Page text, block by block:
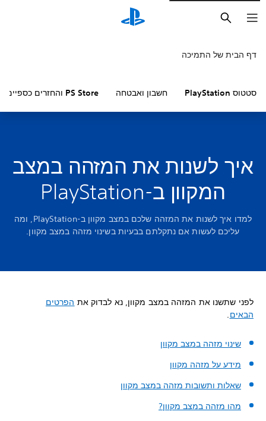
חיפוש
דף הבית של התמיכה
סטטוס PlayStation חשבון ואבטחה PS Store והחזרים כספיים
איך לשנות את המזהה במצב
המקוון ב-PlayStation
למדו איך לשנות את המזהה שלכם במצב מקוון ב-PlayStation, ומה
עליכם לעשות אם נתקלתם בבעיות בשינוי מזהה במצב מקוון.
לפני שתשנו את המזהה במצב מקוון, נא לבדוק אתהפרטים
הבאים.
שינוי מזהה במצב מקוון
מידע על מזהה מקוון
שאלות ותשובות מזהה במצב מקוון
מהו מזהה במצב מקוון?